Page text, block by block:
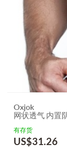
Oxjok
网状透气 内置
有存货
US$31.26